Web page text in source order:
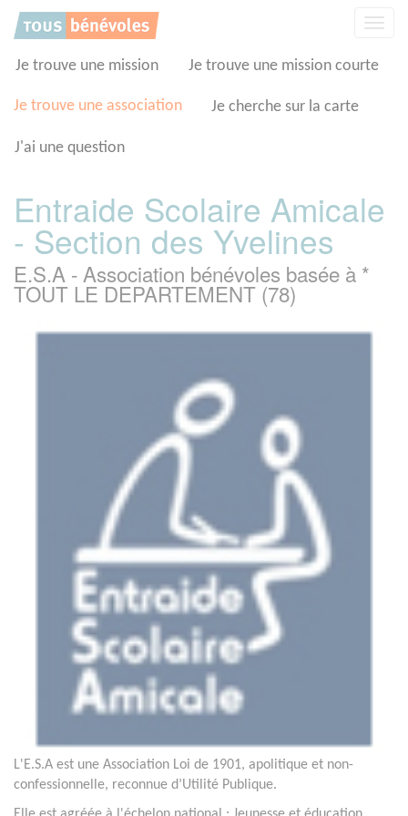
Je trouve une mission Je trouve une mission courte
Je trouve une association Je cherche sur la carte
J'ai une question
Entraide Scolaire Amicale
- Section des Yvelines
E.S.A - Association bénévoles basée à *
TOUT LE DEPARTEMENT (78)
L'E.S.A est une Association Loi de 1901, apolitique et non-
confessionnelle, reconnue d’Utilité Publique.
Panneau de gestion des cookies